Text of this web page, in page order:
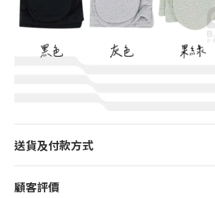
送貨及付款方式
顧客評價